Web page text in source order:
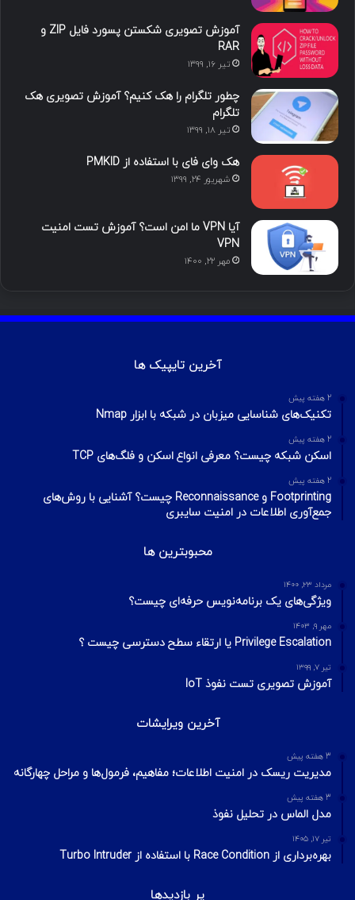
ی
ن
گ
ا
آموزش تصویری شکستن پسورد فایل ZIP و
RAR
تیر ۱۶, ۱۳۹۹
چطور تلگرام را هک کنیم؟ آموزش تصویری هک
تلگرام
تیر ۱۸, ۱۳۹۹
هک وای فای با استفاده از PMKID
شهریور ۲۴, ۱۳۹۹
آیا VPN ما امن است؟ آموزش تست امنیت
VPN
مهر ۲۲, ۱۴۰۰
آخرین تایپیک ها
2 هفته پیش
تکنیک‌های شناسایی میزبان در شبکه با ابزار Nmap
2 هفته پیش
اسکن شبکه چیست؟ معرفی انواع اسکن و فلگ‌های TCP
2 هفته پیش
Footprinting و Reconnaissance چیست؟ آشنایی با روش‌های
جمع‌آوری اطلاعات در امنیت سایبری
محبوبترین ها
مرداد ۲۳, ۱۴۰۰
ویژگی‌های یک برنامه‌نویس حرفه‌ای چیست؟
مهر ۹, ۱۴۰۳
Privilege Escalation یا ارتقاء سطح دسترسی چیست ؟
تیر ۷, ۱۳۹۹
آموزش تصویری تست نفوذ IoT
آخرین ویرایشات
3 هفته پیش
مدیریت ریسک در امنیت اطلاعات؛ مفاهیم، فرمول‌ها و مراحل چهارگانه
3 هفته پیش
مدل الماس در تحلیل نفوذ
تیر ۱۷, ۱۴۰۵
بهره‌برداری از Race Condition با استفاده از Turbo Intruder
پر بازدیدها